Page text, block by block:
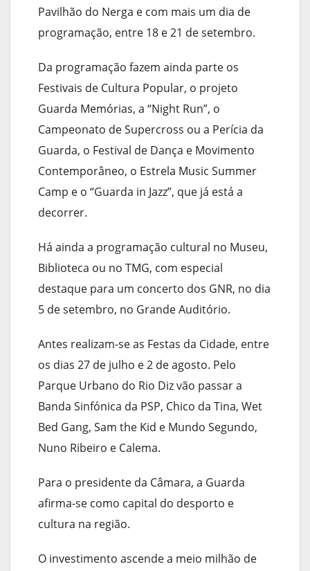
Pavilhão do Nerga e com mais um dia de
programação, entre 18 e 21 de setembro.
Da programação fazem ainda parte os
Festivais de Cultura Popular, o projeto
Guarda Memórias, a “Night Run”, o
Campeonato de Supercross ou a Perícia da
Guarda, o Festival de Dança e Movimento
Contemporâneo, o Estrela Music Summer
Camp e o “Guarda in Jazz”, que já está a
decorrer.
Há ainda a programação cultural no Museu,
Biblioteca ou no TMG, com especial
destaque para um concerto dos GNR, no dia
5 de setembro, no Grande Auditório.
Antes realizam-se as Festas da Cidade, entre
os dias 27 de julho e 2 de agosto. Pelo
Parque Urbano do Rio Diz vão passar a
Banda Sinfónica da PSP, Chico da Tina, Wet
Bed Gang, Sam the Kid e Mundo Segundo,
Nuno Ribeiro e Calema.
Para o presidente da Câmara, a Guarda
afirma-se como capital do desporto e
cultura na região.
O investimento ascende a meio milhão de